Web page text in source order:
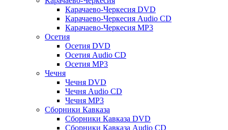
Карачаево-Черкесия DVD
Карачаево-Черкесия Audio CD
Карачаево-Черкесия MP3
Осетия
Осетия DVD
Осетия Audio CD
Осетия MP3
Чечня
Чечня DVD
Чечня Audio CD
Чечня MP3
Сборники Кавказа
Сборники Кавказа DVD
Сборники Кавказа Audio CD